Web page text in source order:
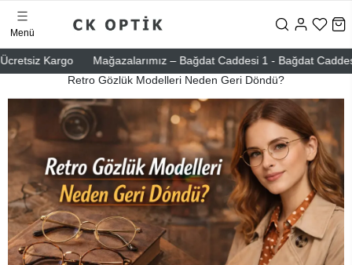
Kargo Mağazalarımız – Bağdat Caddesi 1 - Bağdat Caddesi
Menü
Retro Gözlük Modelleri Neden Geri Döndü?